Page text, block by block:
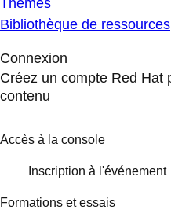
Thèmes
Bibliothèque de ressources
Connexion
Créez un compte Red Hat
contenu
Accès à la console
Inscription à l'événement
Formations et essais